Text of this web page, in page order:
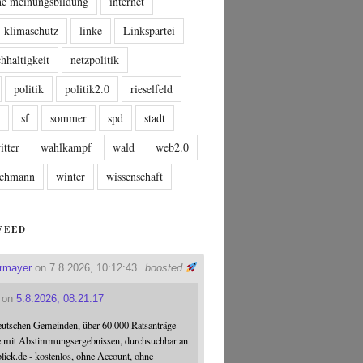
klimaschutz linke
Linkspartei
netzpolitik
politik politik2.0
rieselfeld
sf sommer spd
stadt
wahlkampf wald
web2.0
winter wissenschaft
boosted
on 7.8.2026, 10:12:43
on5.8.2026, 08:21:17
Gemeinden, über 60.000 Ratsanträge
mit Abstimmungsergebnissen, durchsuchbar an
- kostenlos, ohne Account, ohne